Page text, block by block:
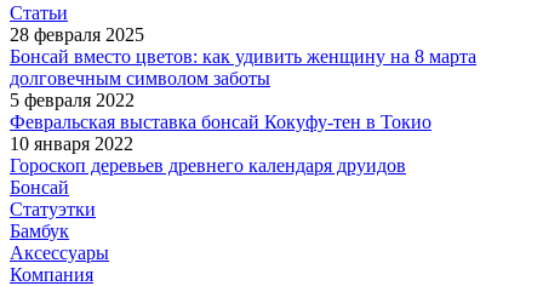
Статьи
28 февраля 2025
Бонсай вместо цветов: как удивить женщину на 8 марта
долговечным символом заботы
5 февраля 2022
Февральская выставка бонсай Кокуфу-тен в Токио
10 января 2022
Гороскоп деревьев древнего календаря друидов
Бонсай
Статуэтки
Бамбук
Аксессуары
Компания